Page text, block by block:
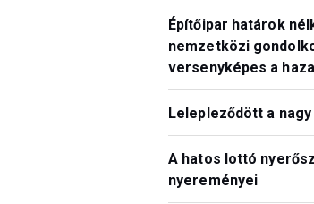
Építőipar határok
nemzetközi
versenyképes a
Lelepleződött a
A hatos lottó
nyereményei